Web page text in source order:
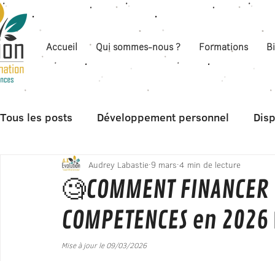
Accueil Qui sommes-nous ? Formations
Tous les posts Développement personnel
Boite à outils
🧐COMMENT
COMPETENCES en
Audrey Labastie 9 mars 4 min de lecture
Mise à jour le 09/03/2026